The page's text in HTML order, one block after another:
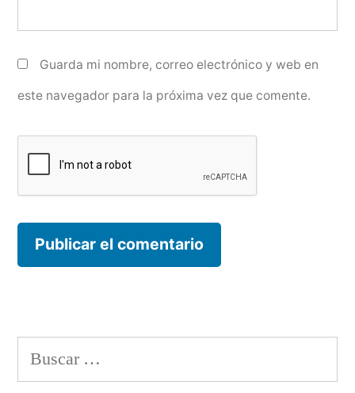
Guarda mi nombre, correo electrónico y web en
este navegador para la próxima vez que comente.
Buscar: